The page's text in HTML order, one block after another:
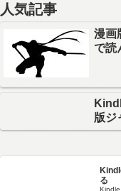
人気記事
漫画
で読
版ジ
る
Kindle